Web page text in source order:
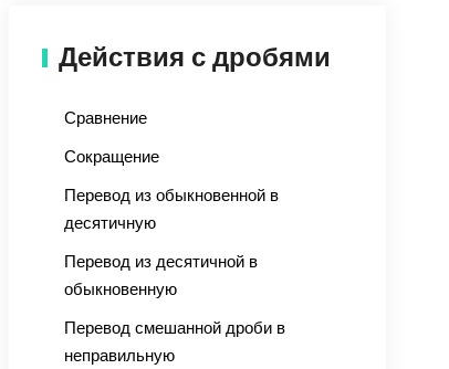
Действия с дробями
Сравнение
Сокращение
Перевод из обыкновенной в
десятичную
Перевод из десятичной в
обыкновенную
Перевод смешанной дроби в
неправильную